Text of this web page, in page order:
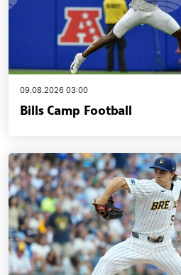
09.08.2026 03:00
Bills Camp Football